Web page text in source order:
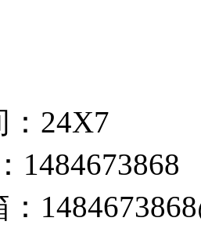
24X7
1484673868